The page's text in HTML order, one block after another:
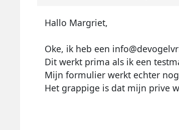
Hallo Margriet,
Oke, ik heb een
Dit werkt prima als ik een
Mijn formulier werkt echter
Het grappige is dat mijn prive